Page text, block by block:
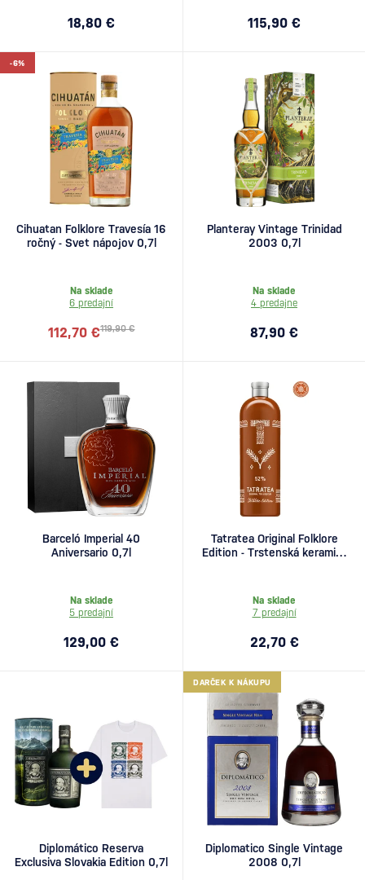
18,80 € 115,90 €
-6%
Cihuatan Folklore Travesía 16
ročný - Svet nápojov 0,7l
Na sklade
6 predajní
119,90 €
112,70 €
Planteray Vintage Trinidad
2003 0,7l
Na sklade
4 predajne
87,90 €
Barceló Imperial 40
Aniversario 0,7l
Na sklade
5 predajní
129,00 €
Tatratea Original Folklore
Edition - Trstenská keramika
Na sklade
7 predajní
22,70 €
Diplomático Reserva
Exclusiva Slovakia Edition 0,7l
DARČEK K NÁKUPU
Diplomatico Single Vintage
2008 0,7l